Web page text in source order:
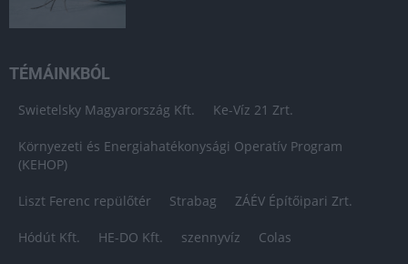
TÉMÁINKBÓL
Swietelsky Magyarország Kft. Ke-Víz 21 Zrt.
Környezeti és Energiahatékonysági Operatív Program
(KEHOP)
Liszt Ferenc repülőtér Strabag ZÁÉV Építőipari Zrt.
Hódút Kft. HE-DO Kft. szennyvíz Colas